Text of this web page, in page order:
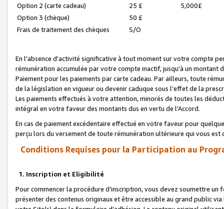
Option 2 (carte cadeau)
25 £
5,000£
Option 3 (chèque)
50 £
Frais de traitement des chèques
S/O
En l'absence d'activité significative à tout moment sur votre compte
rémunération accumulée par votre compte inactif, jusqu'à un montant
Paiement pour les paiements par carte cadeau. Par ailleurs, toute
de la législation en vigueur ou devenir caduque sous l’effet de la
Les paiements effectués à votre attention, minorés de toutes les
intégral en votre faveur des montants dus en vertu de l'Accord.
En cas de paiement excédentaire effectué en votre faveur pour
perçu lors du versement de toute rémunération ultérieure qui vous est
Conditions Requises pour la Participation au
1. Inscription et Eligibilité
Pour commencer la procédure d’inscription, vous devez soumettre
présenter des contenus originaux et être accessible au grand public